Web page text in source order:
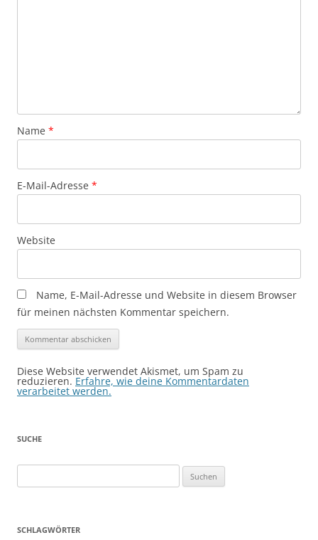
Name *
E-Mail-Adresse *
Website
Name, E-Mail-Adresse und Website in diesem Browser
für meinen nächsten Kommentar speichern.
Diese Website verwendet Akismet, um Spam zu
reduzieren. Erfahre, wie deine Kommentardaten
verarbeitet werden.
SUCHE
nach:
SCHLAGWÖRTER